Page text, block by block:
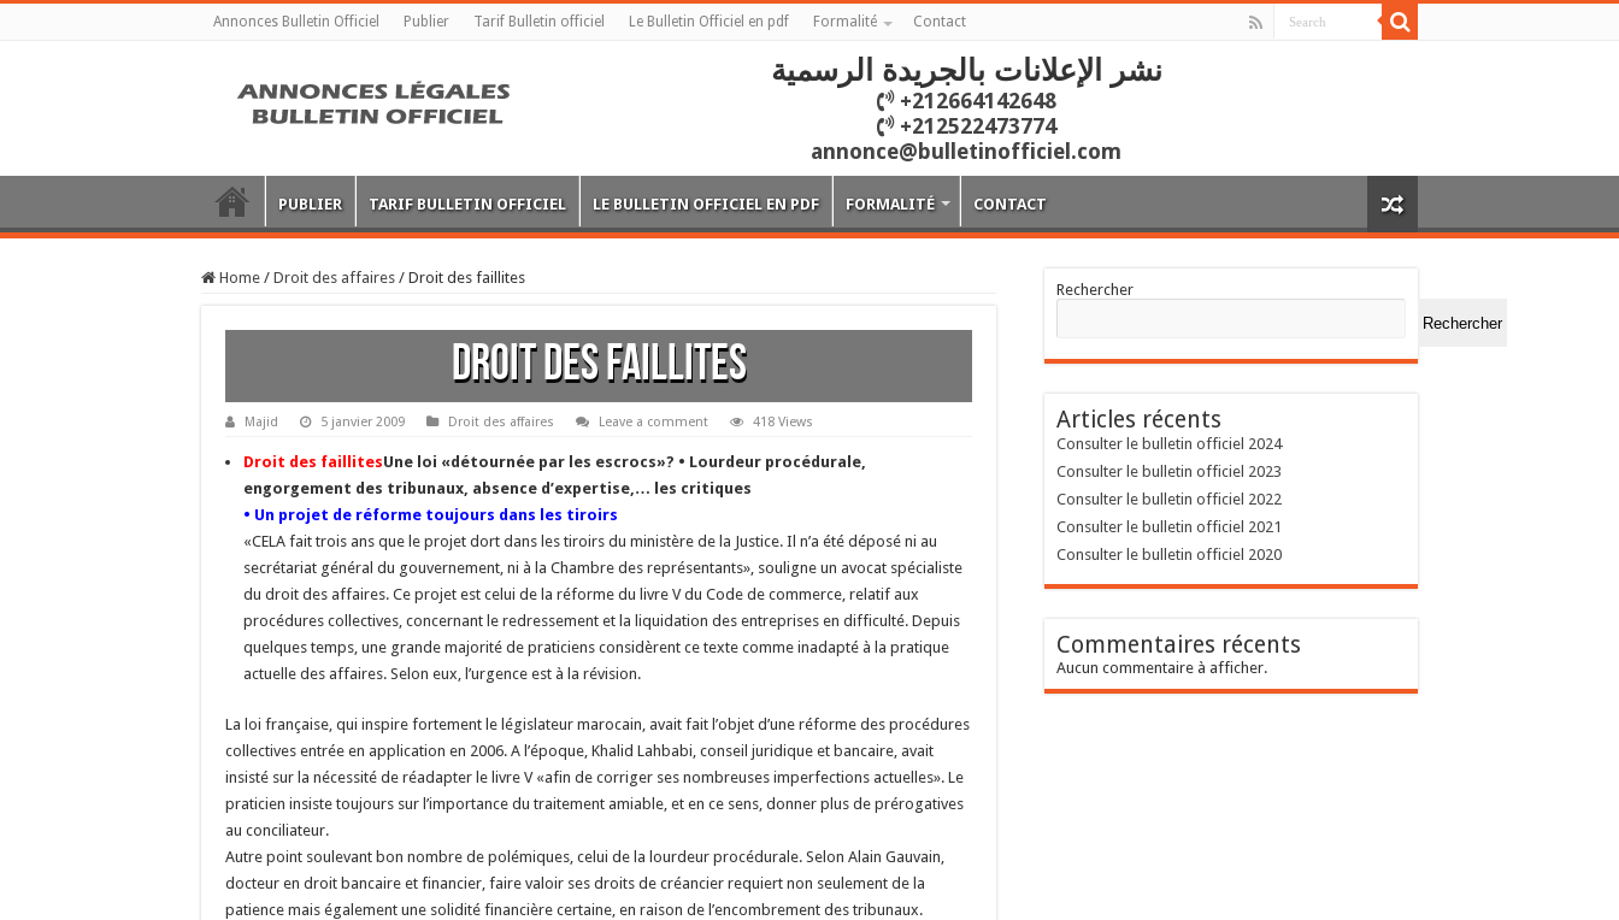
Annonces Bulletin Officiel Publier Tarif Bulletin officiel Le Bulletin Officiel en pdf Formalité Contact
نشر الإعلانات بالجريدة الرسمية
+212664142648
+212522473774
annonce@bulletinofficiel.com
PUBLIER TARIF BULLETIN OFFICIEL LE BULLETIN OFFICIEL EN PDF FORMALITÉ CONTACT
Home / Droit des affaires / Droit des faillites
Droit des faillites
Majid 5 janvier 2009 Droit des affaires Leave a comment 418 Views
Droit des faillitesUne loi «détournée par les escrocs»? • Lourdeur procédurale,
engorgement des tribunaux, absence d’expertise,… les critiques
• Un projet de réforme toujours dans les tiroirs
«CELA fait trois ans que le projet dort dans les tiroirs du ministère de la Justice. Il n’a été déposé ni au
secrétariat général du gouvernement, ni à la Chambre des représentants», souligne un avocat spécialiste
du droit des affaires. Ce projet est celui de la réforme du livre V du Code de commerce, relatif aux
procédures collectives, concernant le redressement et la liquidation des entreprises en difficulté. Depuis
quelques temps, une grande majorité de praticiens considèrent ce texte comme inadapté à la pratique
actuelle des affaires. Selon eux, l’urgence est à la révision.
La loi française, qui inspire fortement le législateur marocain, avait fait l’objet d’une réforme des procédures
collectives entrée en application en 2006. A l’époque, Khalid Lahbabi, conseil juridique et bancaire, avait
insisté sur la nécessité de réadapter le livre V «afin de corriger ses nombreuses imperfections actuelles». Le
praticien insiste toujours sur l’importance du traitement amiable, et en ce sens, donner plus de prérogatives
au conciliateur.
Autre point soulevant bon nombre de polémiques, celui de la lourdeur procédurale. Selon Alain Gauvain,
docteur en droit bancaire et financier, faire valoir ses droits de créancier requiert non seulement de la
patience mais également une solidité financière certaine, en raison de l’encombrement des tribunaux.
Rechercher
Rechercher
Articles récents
Consulter le bulletin officiel 2024
Consulter le bulletin officiel 2023
Consulter le bulletin officiel 2022
Consulter le bulletin officiel 2021
Consulter le bulletin officiel 2020
Commentaires récents
Aucun commentaire à afficher.